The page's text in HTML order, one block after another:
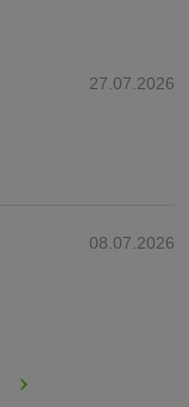
27.07.2026
08.07.2026